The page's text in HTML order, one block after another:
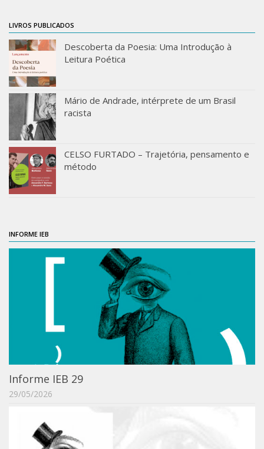
Dissertações Defendidas
Disciplinas de Pós-Graduação
2° semestre
Informações aos Alunos
Docentes
IEB Virtual
Podcast
Hackathon e Edit-a-thon
Xilogoritmo
Slam de Corda
Wikimedia e Wikidata
Convenios
Eventos
Núcleos de Atividades
Notícias
Últimas notícias
LIVROS PUBLICADOS
Descoberta da Poesia: Uma Introdução à
Leitura Poética
Mário de Andrade, intérprete de um Brasil
racista
CELSO FURTADO – Trajetória, pensamento e
método
INFORME IEB
Informe IEB 29
29/05/2026